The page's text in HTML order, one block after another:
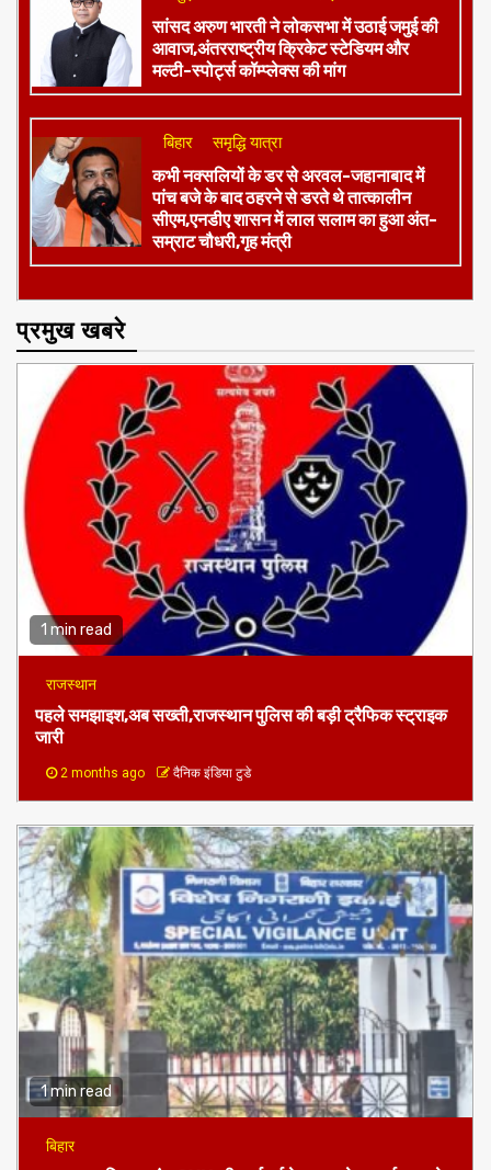
शिकायतकर्ता की भी भूमिका!
बिहार शिक्षा
शिक्षा व्यवस्था को ठेंगा:अलीगंज ब्लॉक की
निर्वाचन शाखा में 10 वर्षों से ‘अंगद’ की तरह जमे हैं
शिक्षक विवेक कुमार
जमुई दिल्ली हमें नाज हैं इन पर
आवाज,अंतरराष्ट्रीय क्रिकेट स्टेडियम और
बिहार समृद्धि यात्रा
कभी नक्सलियों के डर से अरवल-जहानाबाद में
पांच बजे के बाद ठहरने से डरते थे तात्कालीन
सीएम,एनडीए शासन में लाल सलाम का हुआ अंत-
सम्राट चौधरी,गृह मंत्री
प्रमुख खबरे
1 min read
राजस्थान
पहले समझाइश,अब सख्ती,राजस्थान पुलिस की बड़ी ट्रैफिक स्ट्राइक
जारी
2 months ago दैनिक इंडिया टुडे